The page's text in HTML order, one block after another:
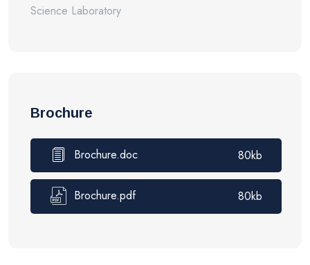
Science Laboratory
Brochure
Brochure.doc 80kb
Brochure.pdf 80kb